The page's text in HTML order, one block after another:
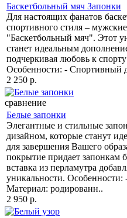
Баскетбольный мяч Запонки
Для настоящих фанатов
спортивного стиля –
"Баскетбольный мяч". Этот
станет идеальным
подчеркивая любовь к
Особенности: - Спортивный
2 250 р.
сравнение
Белые запонки
Элегантные и стильные
дизайном, которые станут
для завершения Вашего
покрытие придает запонкам
вставка из перламутра
уникальности. Особенности:
Материал: родированн..
2 950 р.